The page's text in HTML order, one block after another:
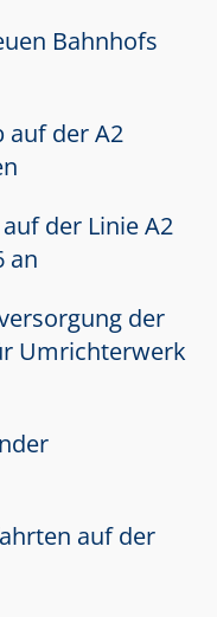
Bahnhofs
auf der A2
der Linie A2
an
der
Umrichterwerk
auf der